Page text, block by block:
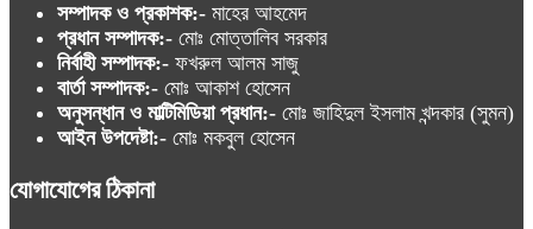
সম্পাদক ও প্রকাশক:- মাহের আহমেদ
প্রধান সম্পাদক:- মোঃ মোত্তালিব সরকার
নির্বাহী সম্পাদক:- ফখরুল আলম সাজু
বার্তা সম্পাদক:- মোঃ আকাশ হোসেন
অনুসন্ধান ও মাল্টিমিডিয়া প্রধান:- মোঃ জাহিদুল ইসলাম খন্দকার (সুমন)
আইন উপদেষ্টা:- মোঃ মকবুল হোসেন
যোগাযোগের ঠিকানা